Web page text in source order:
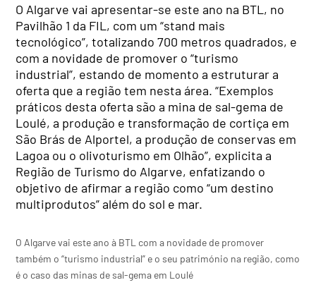
O Algarve vai apresentar-se este ano na BTL, no
Pavilhão 1 da FIL, com um “stand mais
tecnológico”, totalizando 700 metros quadrados, e
com a novidade de promover o “turismo
industrial”, estando de momento a estruturar a
oferta que a região tem nesta área. “Exemplos
práticos desta oferta são a mina de sal-gema de
Loulé, a produção e transformação de cortiça em
São Brás de Alportel, a produção de conservas em
Lagoa ou o olivoturismo em Olhão”, explicita a
Região de Turismo do Algarve, enfatizando o
objetivo de afirmar a região como “um destino
multiprodutos” além do sol e mar.
O Algarve vai este ano à BTL com a novidade de promover
também o “turismo industrial” e o seu património na região, como
é o caso das minas de sal-gema em Loulé